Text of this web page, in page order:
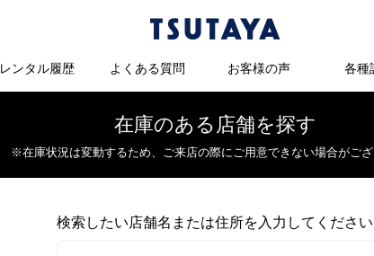
レンタル履歴 よくある質問 お客様の声 各種
在庫のある店舗を探す
※在庫状況は変動するため、 ご来店の際にご用意できない場合がござ
検索したい店舗名または住所を入力してください